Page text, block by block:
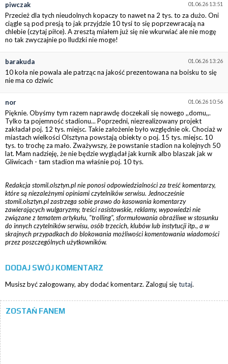
01.06.26 13:51
piwczak
Przecież dla tych nieudolnych kopaczy to nawet na 2 tys. to za dużo. Oni
ciągle są pod presją to jak przyjdzie 10 tysi to się poprzewracają na
chlebie (czytaj piłce). A zresztą miałem już się nie wkurwiać ale nie mogę
no tak zwyczajnie po lludzki nie moge!
01.06.26 13:26
barakuda
10 koła nie powala ale patrząc na jakość prezentowana na boisku to się
nie ma co dziwic
01.06.26 10:56
nor
Pięknie. Obyśmy tym razem naprawdę doczekali się nowego ,,domu,,.
Tylko ta pojemność stadionu... Poprzedni, niezrealizowany projekt
zakładał poj. 12 tys. miejsc. Takie założenie było względnie ok. Chociaż w
miastach wielkości Olsztyna powstają obiekty o poj. 15 tys. miejsc. 10
tys. to trochę za mało. Zważywszy, że powstanie stadion na kolejnych 50
lat. Mam nadzieję, że nie będzie wyglądał jak kurnik albo blaszak jak w
Gliwicach - tam stadion ma właśnie poj. 10 tys.
Redakcja stomil.olsztyn.pl nie ponosi odpowiedzialności za treść komentarzy,
które są niezależnymi opiniami czytelników serwisu. Jednocześnie
stomil.olsztyn.pl zastrzega sobie prawo do kasowania komentarzy
zawierających wulgaryzmy, treści rasistowskie, reklamy, wypowiedzi nie
związane z tematem artykułu, "trolling", sformułowania obraźliwe w stosunku
do innych czytelników serwisu, osób trzecich, klubów lub instytucji itp., a w
skrajnych przypadkach do blokowania możliwości komentowania wiadomości
przez poszczególnych użytkowników.
DODAJ SWÓJ KOMENTARZ
Musisz być zalogowany, aby dodać komentarz. Zaloguj siętutaj.
ZOSTAŃ FANEM